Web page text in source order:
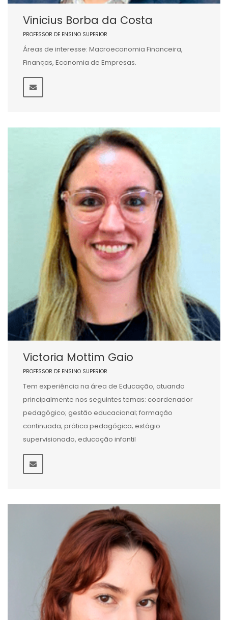
Vinicius Borba da Costa
PROFESSOR DE ENSINO SUPERIOR
Áreas de interesse: Macroeconomia Financeira,
Finanças, Economia de Empresas.
Victoria Mottim Gaio
PROFESSOR DE ENSINO SUPERIOR
Tem experiência na área de Educação, atuando
principalmente nos seguintes temas: coordenador
pedagógico; gestão educacional; formação
continuada; prática pedagógica; estágio
supervisionado, educação infantil